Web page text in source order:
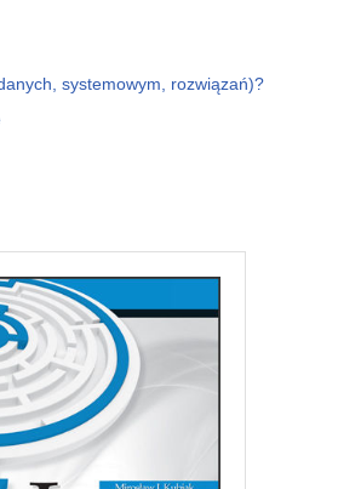
systemowym, rozwiązań)?